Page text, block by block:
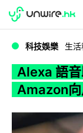
WWDC 2026
科技娛樂 生
Alexa 語
Amazon